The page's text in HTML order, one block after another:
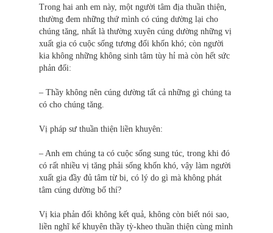
Trong hai anh em này, một người tâm địa thuần thiện,
thường đem những thứ mình có cúng dường lại cho
chúng tăng, nhất là thường xuyên cúng dường những vị
xuất gia có cuộc sống tương đối khốn khó; còn người
kia không những không sinh tâm tùy hỉ mà còn hết sức
phản đối:
– Thầy không nên cúng dường tất cả những gì chúng ta
có cho chúng tăng.
Vị pháp sư thuần thiện liền khuyên:
– Anh em chúng ta có cuộc sống sung túc, trong khi đó
có rất nhiều vị tăng phải sống khốn khó, vậy làm người
xuất gia đầy đủ tâm từ bi, có lý do gì mà không phát
tâm cúng dường bố thí?
Vị kia phản đối không kết quả, không còn biết nói sao,
liền nghĩ kế khuyên thầy tỳ-kheo thuần thiện cùng mình